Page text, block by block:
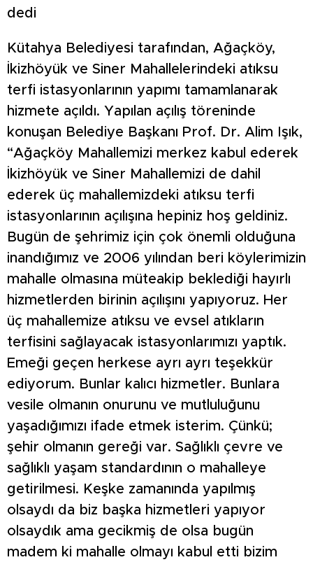
dedi
Kütahya Belediyesi tarafından, Ağaçköy,
İkizhöyük ve Siner Mahallelerindeki atıksu
terfi istasyonlarının yapımı tamamlanarak
hizmete açıldı. Yapılan açılış töreninde
konuşan Belediye Başkanı Prof. Dr. Alim Işık,
“Ağaçköy Mahallemizi merkez kabul ederek
İkizhöyük ve Siner Mahallemizi de dahil
ederek üç mahallemizdeki atıksu terfi
istasyonlarının açılışına hepiniz hoş geldiniz.
Bugün de şehrimiz için çok önemli olduğuna
inandığımız ve 2006 yılından beri köylerimizin
mahalle olmasına müteakip beklediği hayırlı
hizmetlerden birinin açılışını yapıyoruz. Her
üç mahallemize atıksu ve evsel atıkların
terfisini sağlayacak istasyonlarımızı yaptık.
Emeği geçen herkese ayrı ayrı teşekkür
ediyorum. Bunlar kalıcı hizmetler. Bunlara
vesile olmanın onurunu ve mutluluğunu
yaşadığımızı ifade etmek isterim. Çünkü;
şehir olmanın gereği var. Sağlıklı çevre ve
sağlıklı yaşam standardının o mahalleye
getirilmesi. Keşke zamanında yapılmış
olsaydı da biz başka hizmetleri yapıyor
olsaydık ama gecikmiş de olsa bugün
madem ki mahalle olmayı kabul etti bizim